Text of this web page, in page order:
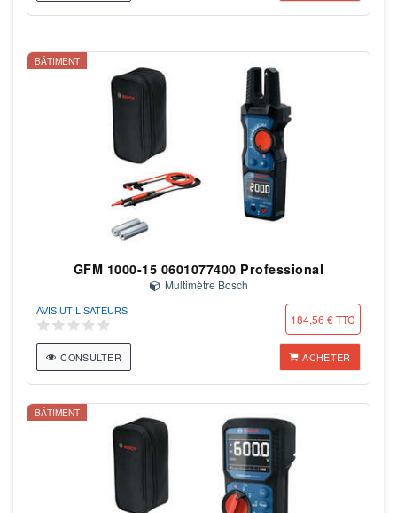
BÂTIMENT
GFM 1000-15 0601077400 Professional
Multimètre Bosch
AVIS UTILISATEURS
184,56 € TTC
CONSULTER ACHETER
BÂTIMENT